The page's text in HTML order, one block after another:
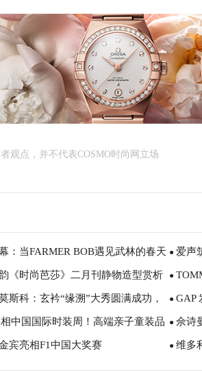
观点，并不代表COSMO时尚网立场
：当FARMER BOB遇见武林的春天 ● 爱声
《时尚芭莎》二月刊静物造型赏析 ●
势,宣
斯科：玄衿“缘溯”大秀圆满成功，
学
● GAP
达和成
中国国际时装周！高端亲子童装品 ● 佘诗
宾亮相F1中国大奖赛 ● 维多
夏日灵